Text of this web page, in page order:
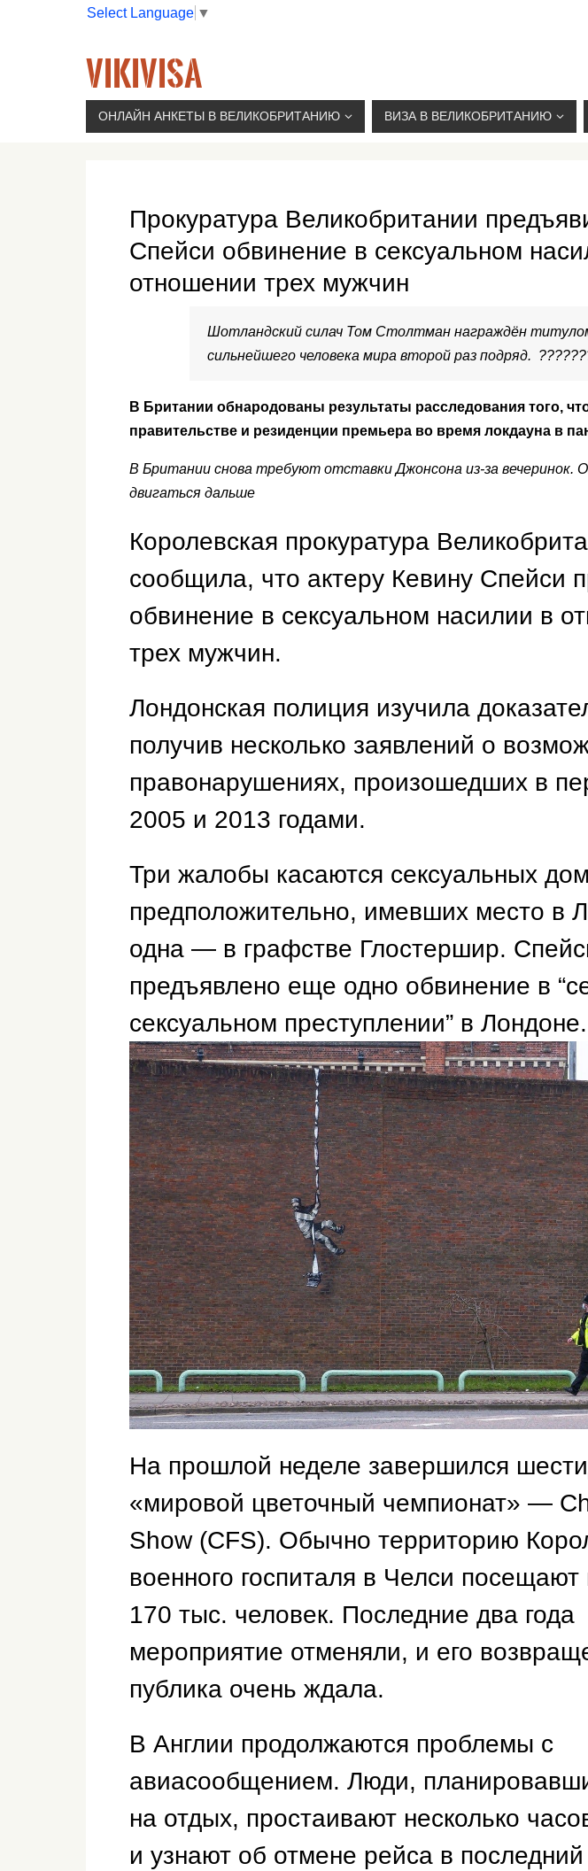
Select Language ▼
VIKIVISA
Г. МОСКВА, 2-Й СЫРОМЯТНИЧЕСКИЙ ПЕР., 11, М. КУРСКАЯ, +7(926)734-03-
ОНЛАЙН АНКЕТЫ В ВЕЛИКОБРИТАНИЮ ВИЗА В ВЕЛИКОБРИТАНИЮ
Прокуратура Великобритании
Спейси обвинение в сексуальном
отношении трех мужчин
Шотландский силач Том Столтман награждён
сильнейшего человека мира второй раз подряд.
В Британии обнародованы результаты расследования того,
правительстве и резиденции премьера во время локдауна в
В Британии снова требуют отставки Джонсона из-за вечеринок.
двигаться дальше
Королевская прокуратура
сообщила, что актеру Кевину Спейси
обвинение в сексуальном насилии в
трех мужчин.
Лондонская полиция изучила
получив несколько заявлений о
правонарушениях, произошедших в
2005 и 2013 годами.
Три жалобы касаются сексуальных
предположительно, имевших место в
одна — в графстве Глостершир.
предъявлено еще одно обвинение в
сексуальном преступлении” в Лондоне.
На прошлой неделе завершился
«мировой цветочный чемпионат» —
Show (СFS). Обычно территорию
военного госпиталя в Челси
170 тыс. человек. Последние два года
мероприятие отменяли, и его
публика очень ждала.
В Англии продолжаются проблемы с
авиасообщением. Люди,
на отдых, простаивают несколько
и узнают об отмене рейса в